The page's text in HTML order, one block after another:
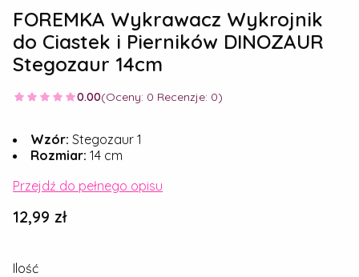
FOREMKA Wykrawacz Wykrojnik
do Ciastek i Pierników DINOZAUR
Stegozaur 14cm
0.00(Oceny: 0 Recenzje: 0)
Wzór: Stegozaur 1
Rozmiar: 14 cm
Przejdź do pełnego opisu
Cena
12,99 zł
Ilość